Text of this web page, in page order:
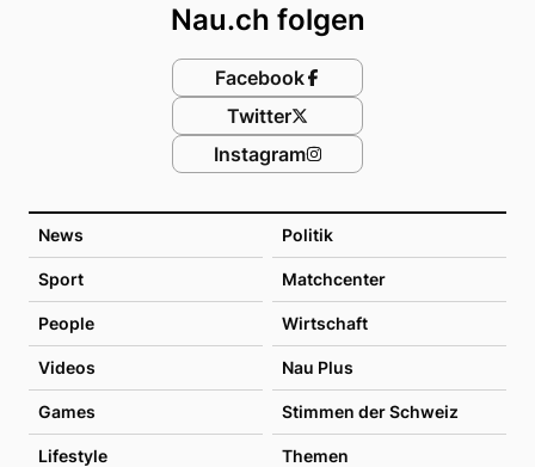
News Politik
Sport Matchcenter
People Wirtschaft
Videos Nau Plus
Games Stimmen der Schweiz
Lifestyle Themen
Nau.ch folgen
Facebook
Twitter
Instagram